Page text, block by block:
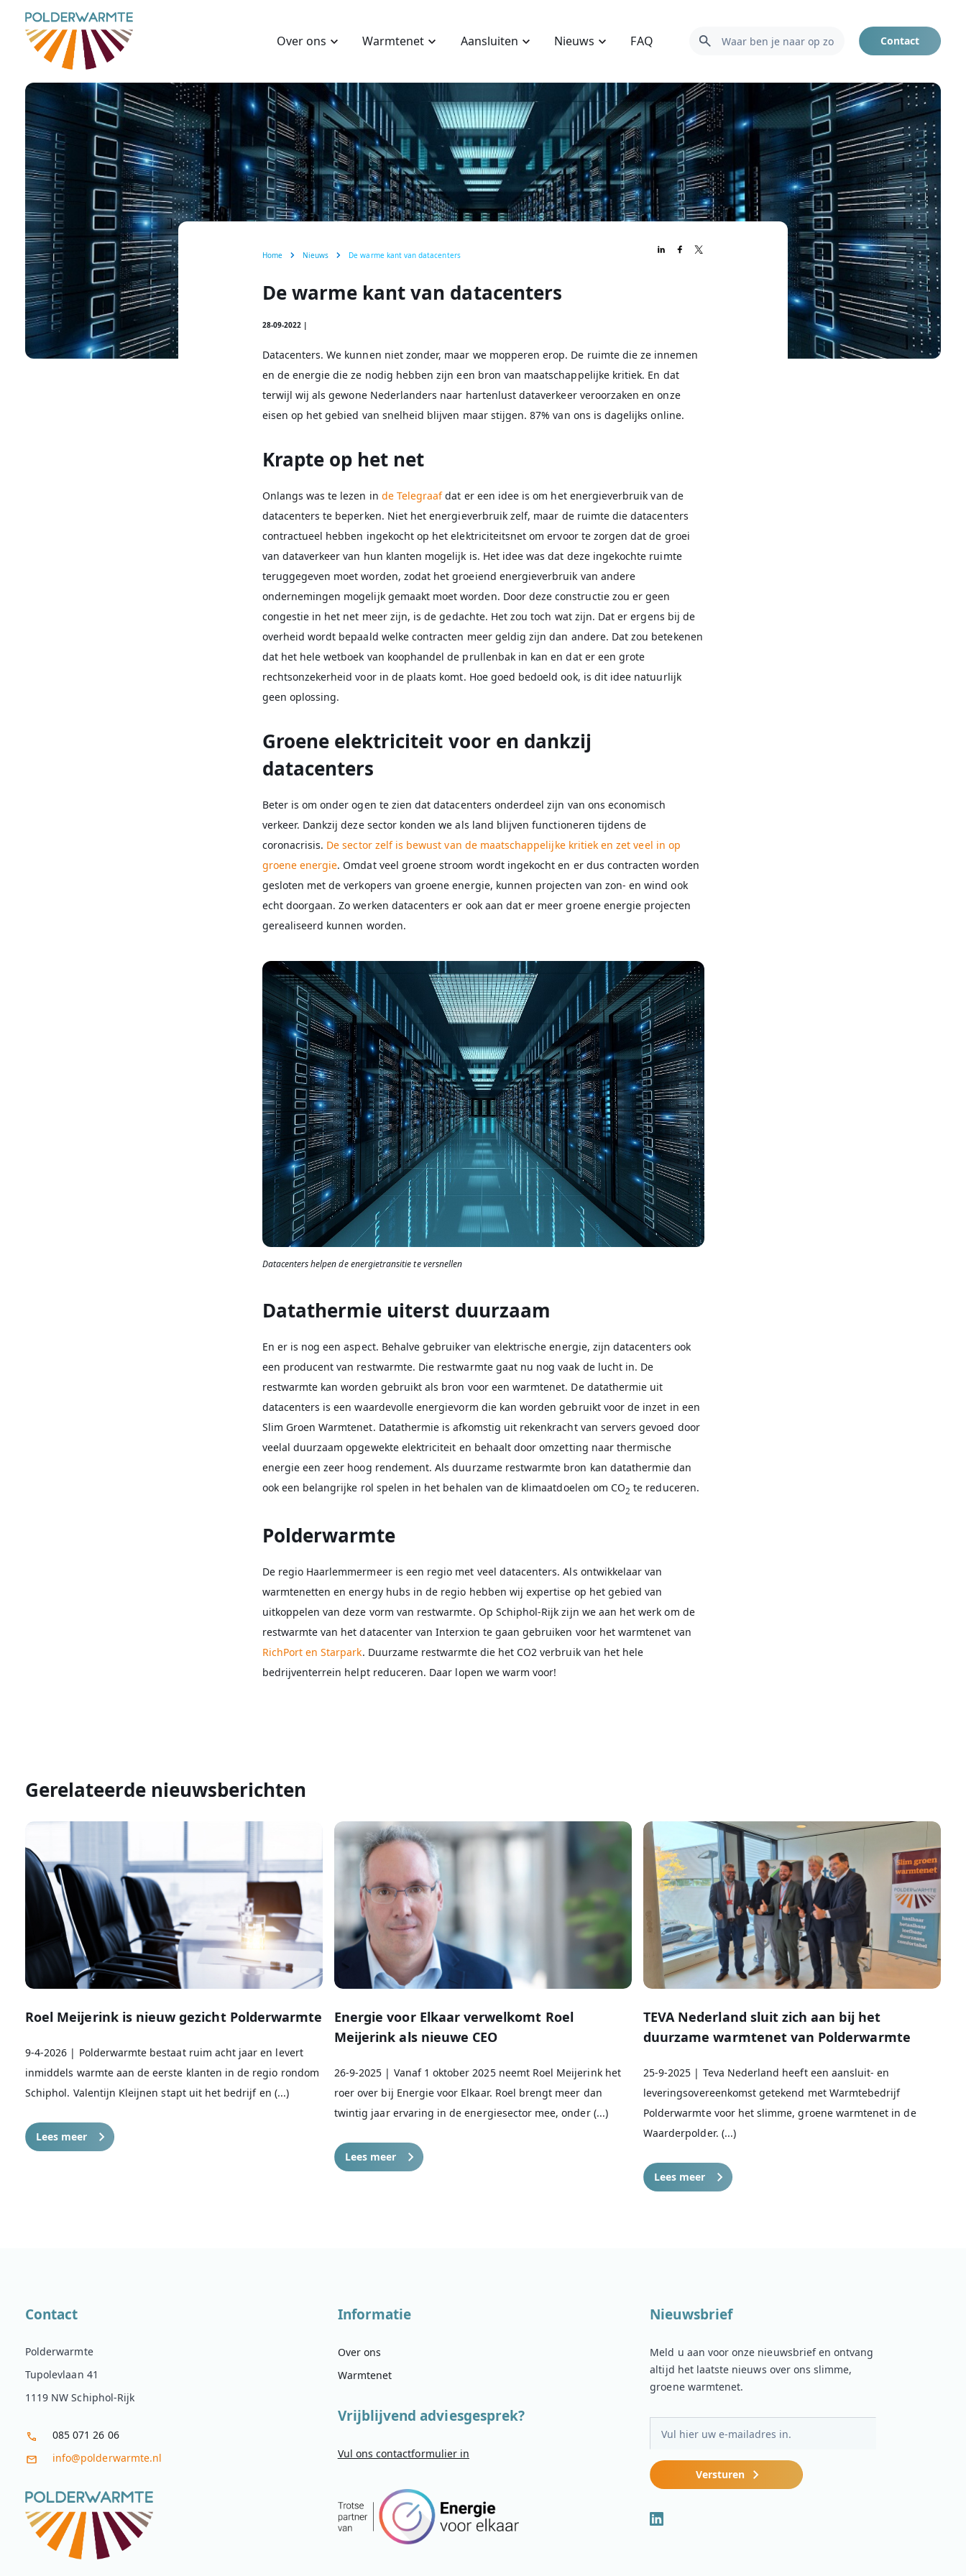
Over ons Warmtenet Aansluiten Nieuws FAQ Contact
Home Nieuws De warme kant van datacenters
De warme kant van datacenters
28-09-2022 |
Datacenters. We kunnen niet zonder, maar we mopperen erop. De ruimte die ze innemen
en de energie die ze nodig hebben zijn een bron van maatschappelijke kritiek. En dat
terwijl wij als gewone Nederlanders naar hartenlust dataverkeer veroorzaken en onze
eisen op het gebied van snelheid blijven maar stijgen. 87% van ons is dagelijks online.
Krapte op het net
Onlangs was te lezen in de Telegraafdat er een idee is om het energieverbruik van de
datacenters te beperken. Niet het energieverbruik zelf, maar de ruimte die datacenters
contractueel hebben ingekocht op het elektriciteitsnet om ervoor te zorgen dat de groei
van dataverkeer van hun klanten mogelijk is. Het idee was dat deze ingekochte ruimte
teruggegeven moet worden, zodat het groeiend energieverbruik van andere
ondernemingen mogelijk gemaakt moet worden. Door deze constructie zou er geen
congestie in het net meer zijn, is de gedachte. Het zou toch wat zijn. Dat er ergens bij de
overheid wordt bepaald welke contracten meer geldig zijn dan andere. Dat zou betekenen
dat het hele wetboek van koophandel de prullenbak in kan en dat er een grote
rechtsonzekerheid voor in de plaats komt. Hoe goed bedoeld ook, is dit idee natuurlijk
geen oplossing.
Groene elektriciteit voor en dankzij
datacenters
Beter is om onder ogen te zien dat datacenters onderdeel zijn van ons economisch
verkeer. Dankzij deze sector konden we als land blijven functioneren tijdens de
coronacrisis. De sector zelf is bewust van de maatschappelijke kritiek en zet veel in op
groene energie. Omdat veel groene stroom wordt ingekocht en er dus contracten worden
gesloten met de verkopers van groene energie, kunnen projecten van zon- en wind ook
echt doorgaan. Zo werken datacenters er ook aan dat er meer groene energie projecten
gerealiseerd kunnen worden.
Datacenters helpen de energietransitie te versnellen
Datathermie uiterst duurzaam
En er is nog een aspect. Behalve gebruiker van elektrische energie, zijn datacenters ook
een producent van restwarmte. Die restwarmte gaat nu nog vaak de lucht in. De
restwarmte kan worden gebruikt als bron voor een warmtenet. De datathermie uit
datacenters is een waardevolle energievorm die kan worden gebruikt voor de inzet in een
Slim Groen Warmtenet. Datathermie is afkomstig uit rekenkracht van servers gevoed door
veelal duurzaam opgewekte elektriciteit en behaalt door omzetting naar thermische
energie een zeer hoog rendement. Als duurzame restwarmte bron kan datathermie dan
ook een belangrijke rol spelen in het behalen van de klimaatdoelen om CO2 te reduceren.
Polderwarmte
De regio Haarlemmermeer is een regio met veel datacenters. Als ontwikkelaar van
warmtenetten en energy hubs in de regio hebben wij expertise op het gebied van
uitkoppelen van deze vorm van restwarmte. Op Schiphol-Rijk zijn we aan het werk om de
restwarmte van het datacenter van Interxion te gaan gebruiken voor het warmtenet van
RichPort en Starpark. Duurzame restwarmte die het CO2 verbruik van het hele
bedrijventerrein helpt reduceren. Daar lopen we warm voor!
Gerelateerde nieuwsberichten
Roel Meijerink is nieuw gezicht Polderwarmte
9-4-2026 | Polderwarmte bestaat ruim acht jaar en levert
inmiddels warmte aan de eerste klanten in de regio rondom
Schiphol. Valentijn Kleijnen stapt uit het bedrijf en (...)
Lees meer
Energie voor Elkaar verwelkomt Roel
Meijerink als nieuwe CEO
26-9-2025 | Vanaf 1 oktober 2025 neemt Roel Meijerink het
roer over bij Energie voor Elkaar. Roel brengt meer dan
twintig jaar ervaring in de energiesector mee, onder (...)
Lees meer
TEVA Nederland sluit zich aan bij het
duurzame warmtenet van Polderwarmte
25-9-2025 | Teva Nederland heeft een aansluit- en
leveringsovereenkomst getekend met Warmtebedrijf
Polderwarmte voor het slimme, groene warmtenet in de
Waarderpolder. (...)
Lees meer
Contact
Polderwarmte
Tupolevlaan 41
1119 NW Schiphol-Rijk
085 071 26 06
info@polderwarmte.nl
Informatie
Over ons
Warmtenet
Vrijblijvend adviesgesprek?
Vul ons contactformulier in
Nieuwsbrief
Meld u aan voor onze nieuwsbrief en ontvang
altijd het laatste nieuws over ons slimme,
groene warmtenet.
mailadres
Versturen